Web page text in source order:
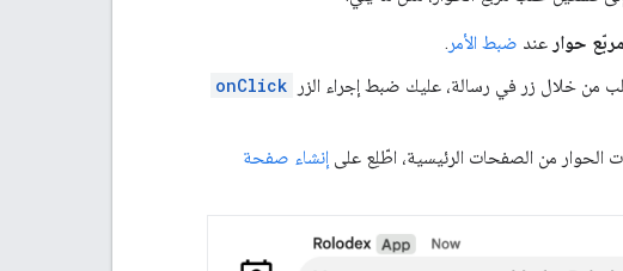
حوار عند ضبط الأمر .
من خلال زر في رسالة، عليك ضبط إجراء الزر
onClick
الحوار من الصفحات الرئيسية، اطّلِع على إنشاء صفحة